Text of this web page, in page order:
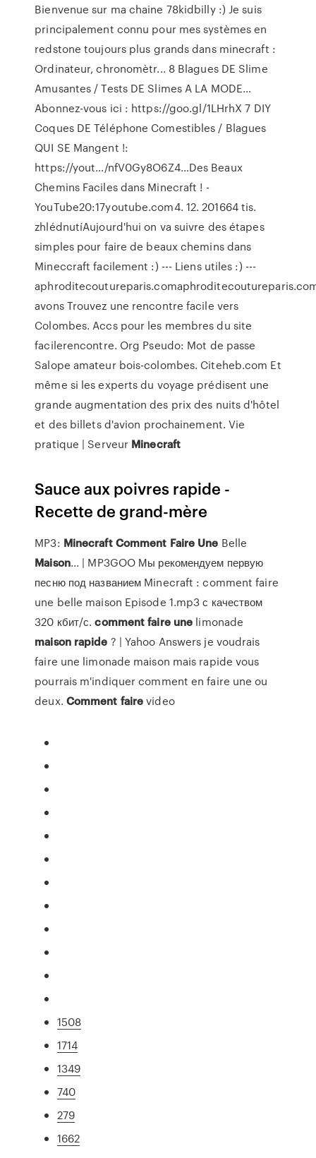
Bienvenue sur ma chaine 78kidbilly :) Je suis
principalement connu pour mes systèmes en
redstone toujours plus grands dans minecraft :
Ordinateur, chronomètr... 8 Blagues DE Slime
Amusantes / Tests DE Slimes A LA MODE…
Abonnez-vous ici : https://goo.gl/1LHrhX 7 DIY
Coques DE Téléphone Comestibles / Blagues
QUI SE Mangent !:
https://yout…/nfV0Gy8O6Z4…Des Beaux
Chemins Faciles dans Minecraft ! -
YouTube20:17youtube.com4. 12. 201664 tis.
zhlédnutíAujourd'hui on va suivre des étapes
simples pour faire de beaux chemins dans
Mineccraft facilement :) --- Liens utiles :) ---
avons Trouvez une rencontre facile vers
Colombes. Accs pour les membres du site
facilerencontre. Org Pseudo: Mot de passe
Salope amateur bois-colombes. Citeheb.com Et
même si les experts du voyage prédisent une
grande augmentation des prix des nuits d'hôtel
et des billets d'avion prochainement.Vie
pratique | Serveur Minecraft
Sauce aux poivres rapide -
Recette de grand-mère
MP3: Minecraft Comment Faire Une Belle
Maison... | MP3GOO Мы рекомендуем первую
песню под названием Minecraft : comment faire
une belle maison Episode 1.mp3 с качеством
320 кбит/с.comment faire une limonade
maison rapide ? | Yahoo Answers je voudrais
faire une limonade maison mais rapide vous
pourrais m'indiquer comment en faire une ou
deux. Comment fairevideo
1508
1714
1349
740
279
1662